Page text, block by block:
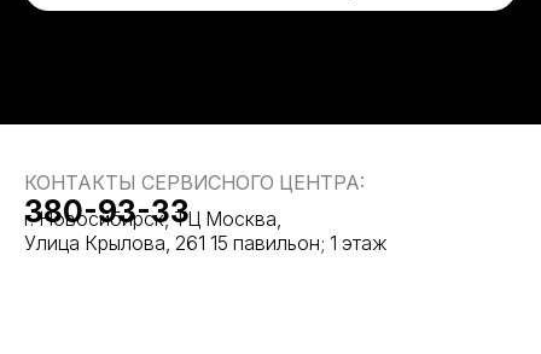
КОНТАКТЫ СЕРВИСНОГО ЦЕНТРА:
г. Новосибирск, ТЦ Москва,
Улица Крылова, 261 15 павильон; 1 этаж
380-93-33